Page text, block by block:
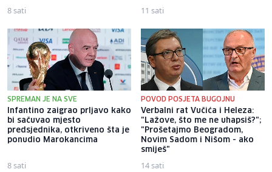
8 sati 11 sati
SPREMAN JE NA SVE
Infantino zaigrao prljavo kako
bi sačuvao mjesto
predsjednika, otkriveno šta je
ponudio Marokancima
8 sati
POVOD POSJETA BUGOJNU
Verbalni rat Vučića i Heleza:
"Lažove, što me ne uhapsiš?";
"Prošetajmo Beogradom,
Novim Sadom i Nišom - ako
smiješ"
14 sati